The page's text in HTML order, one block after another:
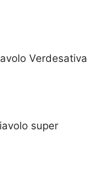
Verdesativa
super